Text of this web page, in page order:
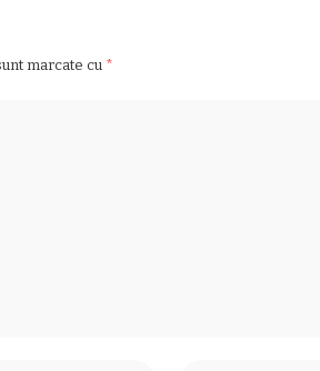
marcate cu *